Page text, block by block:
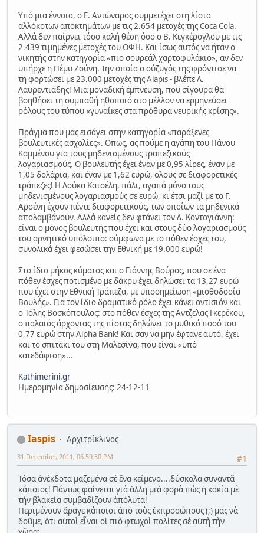
Υπό μια έννοια, ο Ε. Αντώναρος συμμετέχει στη λίστα
αλλόκοτων αποκτημάτων με τις 2.654 μετοχές της Coca Cola.
Αλλά δεν παίρνει τόσο καλή θέση όσο ο Β. Κεγκέρογλου με τις
2.439 τιμημένες μετοχές του ΟΦΗ. Και ίσως αυτός να ήταν ο
νικητής στην κατηγορία «πιο σουρεάλ χαρτοφυλάκιο», αν δεν
υπήρχε η Πέμυ Ζούνη. Την οποία ο σύζυγός της φρόντισε να
τη φορτώσει με 23.000 μετοχές της Alapis - βλέπε Λ.
Λαυρεντιάδης! Μια μοναδική έμπνευση, που σίγουρα θα
βοηθήσει τη συμπαθή ηθοποιό στο μέλλον να ερμηνεύσει
ρόλους του τύπου «γυναίκες στα πρόθυρα νευρικής κρίσης».
Πράγμα που μας εισάγει στην κατηγορία «παράξενες
βουλευτικές ασχολίες». Οπως, ας πούμε η αγάπη του Πάνου
Καμμένου για τους μηδενισμένους τραπεζικούς
λογαριασμούς. Ο βουλευτής έχει έναν με 0,95 λίρες, έναν με
1,05 δολάρια, και έναν με 1,62 ευρώ, όλους σε διαφορετικές
τράπεζες! Η Λούκα Κατσέλη, πάλι, αγαπά μόνο τους
μηδενισμένους λογαριασμούς σε ευρώ, κι έτσι μαζί με το Γ.
Αρσένη έχουν πέντε διαφορετικούς, των οποίων τα μηδενικά
απολαμβάνουν. Αλλά κανείς δεν φτάνει τον Δ. Κοντογιάννη:
είναι ο μόνος βουλευτής που έχει και στους δύο λογαριασμούς
του αρνητικό υπόλοιπο: σύμφωνα με το πόθεν έσχες του,
συνολικά έχει φεσώσει την Εθνική με 19.000 ευρώ!
Στο ίδιο μήκος κύματος και ο Γιάννης Βούρος, που σε ένα
πόθεν έσχες ποτισμένο με δάκρυ έχει δηλώσει τα 13,27 ευρώ
που έχει στην Εθνική Τράπεζα, με υποσημείωση «μισθοδοσία
Βουλής». Για τον ίδιο δραματικό ρόλο έχει κάνει οντισιόν και
ο Τόλης Βοσκόπουλος: στο πόθεν έσχες της Αντζελας Γκερέκου,
ο παλαιός άρχοντας της πίστας δηλώνει το μυθικό ποσό του
0,77 ευρώ στην Alpha Bank! Και σαν να μην έφτανε αυτό, έχει
και το σπιτάκι του στη Μαλεσίνα, που είναι «υπό
κατεδάφιση»...
Kathimerini.gr
Hμερομηνία δημοσίευσης: 24-12-11
Iaspis
Αρχιτρίκλινος
#1
31 December, 2011, 06:59:30 PM
Τόσα ἀνέκδοτα μαζεμένα σὲ ἕνα κείμενο....δύσκολα συναντᾶ
κάποιος! Πάντως φαίνεται γιὰ ἄλλη μιὰ φορὰ πώς ἡ κακία μὲ
τὴν βλακεία συμβαδίζουν ἀπόλυτα!
Περιμένουν ἄραγε κάποιοι ἀπὸ τοὺς ἐκπροσώπους (;) μας νὰ
δοῦμε, ὅτι αὐτοὶ εἶναι οἱ πιὸ φτωχοὶ πολίτες σὲ αὐτὴ τὴν